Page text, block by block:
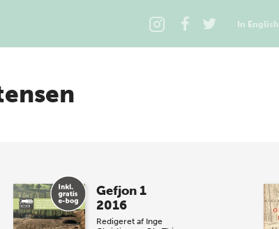
In English
Gefjon 1
2016
Redigeret af Inge